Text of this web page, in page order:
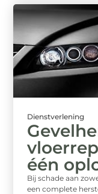
Dienstverlening
één
Bij schade aan
een complete